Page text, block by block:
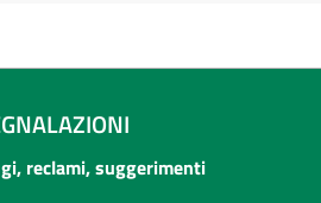
reclami, suggerimenti